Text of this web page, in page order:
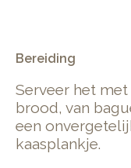
Bereiding
Serveer het
brood, van
een
kaasplankje.